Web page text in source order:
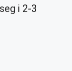
seg i 2-3